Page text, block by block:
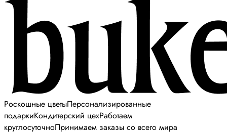
Роскошные цветыПерсонализированные
подаркиКондитерский цехРаботаем
круглосуточноПринимаем заказы со всего мира